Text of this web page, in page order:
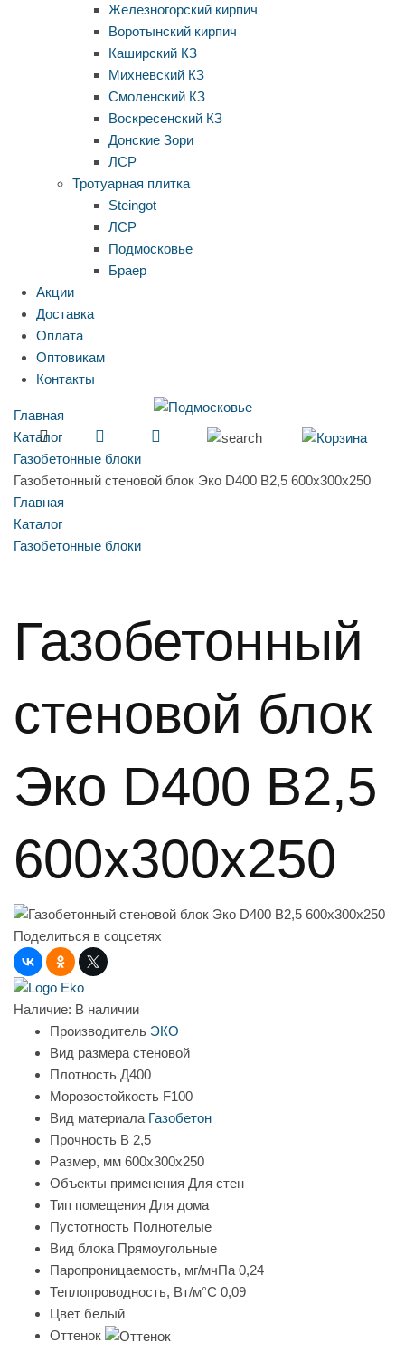
Железногорский кирпич
Воротынский кирпич
Каширский КЗ
Михневский КЗ
Смоленский КЗ
Воскресенский КЗ
Донские Зори
ЛСР
Тротуарная плитка
Steingot
ЛСР
Подмосковье
Браер
Акции
Доставка
Оплата
Оптовикам
Контакты
Главная
Каталог
Газобетонные блоки
Газобетонный стеновой блок Эко D400 B2,5 600x300x250
Главная
Каталог
Газобетонные блоки
Газобетонный
стеновой блок
Эко D400 B2,5
600x300x250
Поделиться в соцсетях
Наличие: В наличии
Производитель ЭКО
Вид размера стеновой
Плотность Д400
Морозостойкость F100
Вид материала Газобетон
Прочность B 2,5
Размер, мм 600х300х250
Объекты применения Для стен
Тип помещения Для дома
Пустотность Полнотелые
Вид блока Прямоугольные
Паропроницаемость, мг/мчПа 0,24
Теплопроводность, Вт/м°С 0,09
Цвет белый
Оттенок